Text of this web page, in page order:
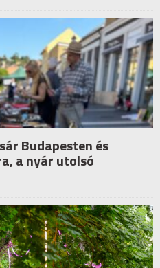
Budapesten és
a nyár utolsó